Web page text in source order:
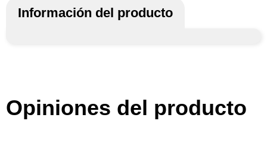
Información del producto
Opiniones del producto